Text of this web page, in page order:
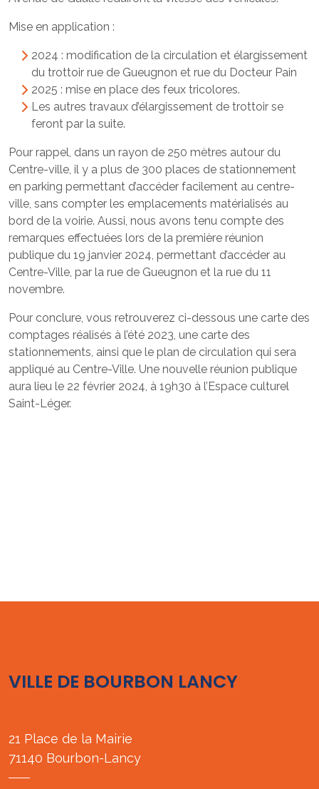
Mise en application :
2024 : modification de la circulation et élargissement
du trottoir rue de Gueugnon et rue du Docteur Pain
2025 : mise en place des feux tricolores.
Les autres travaux d’élargissement de trottoir se
feront par la suite.
Pour rappel, dans un rayon de 250 mètres autour du
Centre-ville, il y a plus de 300 places de stationnement
en parking permettant d’accéder facilement au centre-
ville, sans compter les emplacements matérialisés au
bord de la voirie. Aussi, nous avons tenu compte des
remarques effectuées lors de la première réunion
publique du 19 janvier 2024, permettant d’accéder au
Centre-Ville, par la rue de Gueugnon et la rue du 11
novembre.
Pour conclure, vous retrouverez ci-dessous une carte des
comptages réalisés à l’été 2023, une carte des
stationnements, ainsi que le plan de circulation qui sera
appliqué au Centre-Ville. Une nouvelle réunion publique
aura lieu le 22 février 2024, à 19h30 à l’Espace culturel
Saint-Léger.
VILLE DE BOURBON LANCY
21 Place de la Mairie
71140 Bourbon-Lancy